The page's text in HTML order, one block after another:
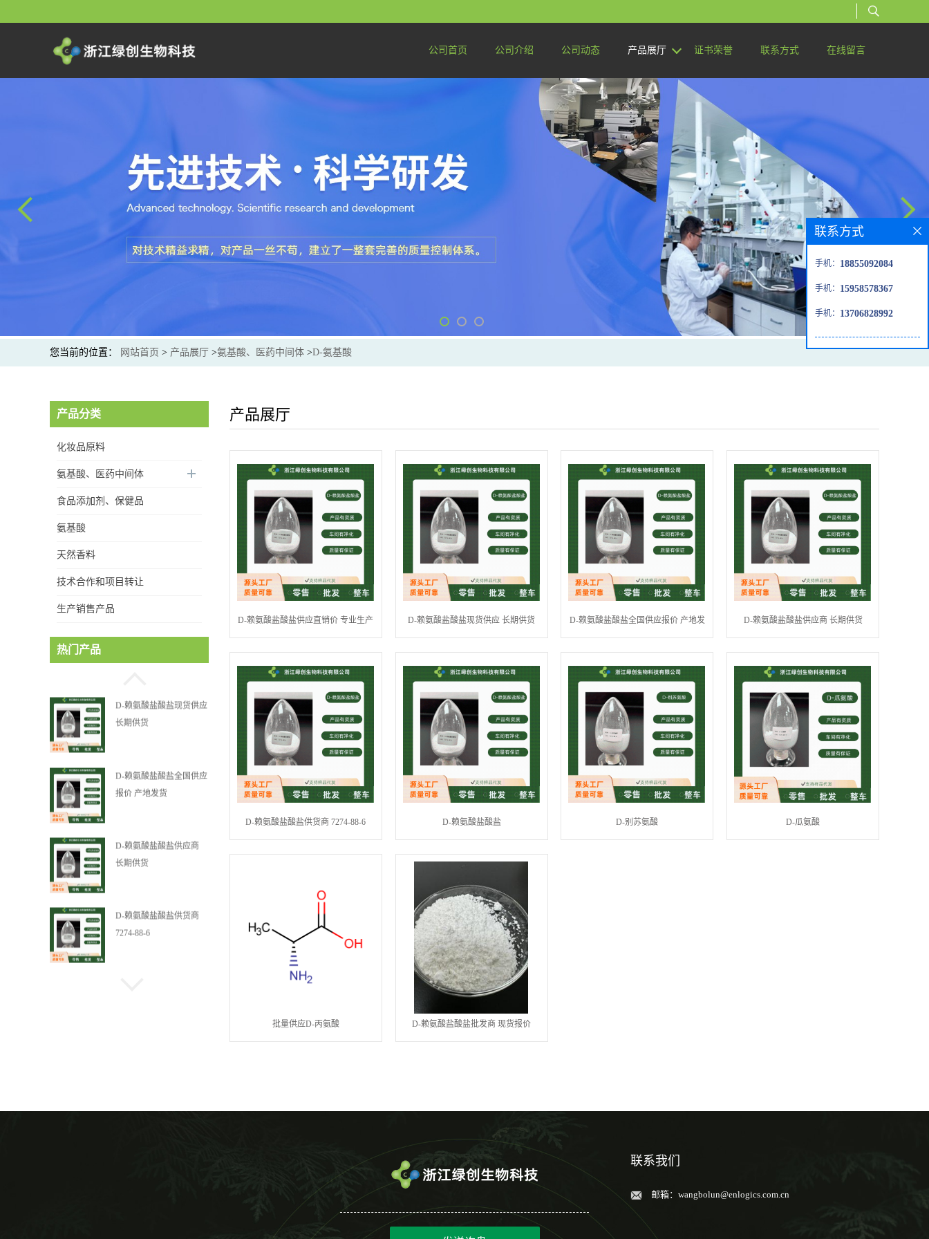
公司首页 公司介绍 公司动态 产品展厅 证书荣誉 联系方式 在线留言
您当前的位置： 网站首页 > 产品展厅 >氨基酸、医药中间体 >D-氨基酸
产品分类
化妆品原料
氨基酸、医药中间体
食品添加剂、保健品
氨基酸
天然香料
技术合作和项目转让
生产销售产品
热门产品
透明质酸钠
价 专业生产
D-赖氨酸盐酸盐现货供应
D-赖氨酸盐酸盐全国供应
报价 产地发货
D-赖氨酸盐酸盐供应商
长期供货
D-赖氨酸盐酸盐供货商
7274-88-6
D-亮氨酸供应直销价 产
地直发
产品展厅
D-赖氨酸盐酸盐供应直销价 专业生产 D-赖氨酸盐酸盐现货供应 长期供货 D-赖氨酸盐酸盐全国供应报价 产地发
货
D-赖氨酸盐酸盐供应商 长期供货
D-赖氨酸盐酸盐供货商 7274-88-6 D-赖氨酸盐酸盐 D-别苏氨酸 D-瓜氨酸
批量供应D-丙氨酸 D-赖氨酸盐酸盐批发商 现货报价
联系方式
手机： 18855092084
手机： 15958578367
手机： 13706828992
联系我们
邮箱： wangbolun@enlogics.com.cn